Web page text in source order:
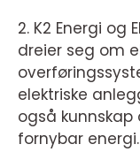
2. K2 Energi og
dreier seg om
elektriske
også
fornybar energi.